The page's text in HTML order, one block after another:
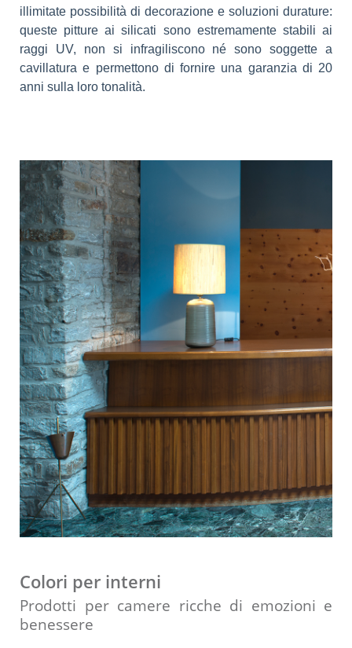
illimitate possibilità di decorazione e soluzioni durature:
queste pitture ai silicati sono estremamente stabili ai
raggi UV, non si infragiliscono né sono soggette a
cavillatura e permettono di fornire una garanzia di 20
anni sulla loro tonalità.
Colori per interni
Prodotti per camere ricche di emozioni e
benessere